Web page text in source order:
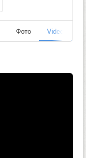
Фото Videos